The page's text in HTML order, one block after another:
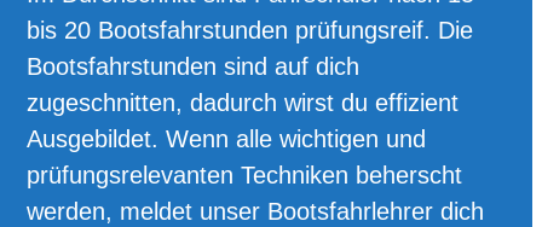
bis 20 Bootsfahrstunden prüfungsreif. Die
Bootsfahrstunden sind auf dich
zugeschnitten, dadurch wirst du effizient
Ausgebildet. Wenn alle wichtigen und
prüfungsrelevanten Techniken beherscht
werden, meldet unser Bootsfahrlehrer dich